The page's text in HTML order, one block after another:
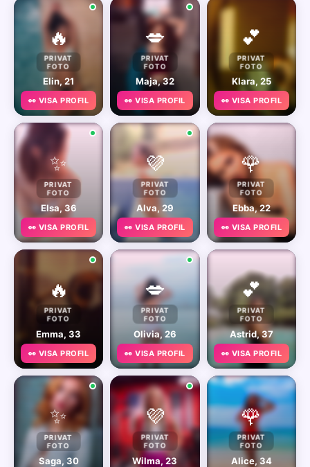
🔥
PRIVAT
FOTO
Elin, 21
👀 VISA PROFIL
💋
PRIVAT
FOTO
Maja, 32
👀 VISA PROFIL
💕
PRIVAT
FOTO
Klara, 25
👀 VISA PROFIL
✨
PRIVAT
FOTO
Elsa, 36
👀 VISA PROFIL
💜
PRIVAT
FOTO
Alva, 29
👀 VISA PROFIL
🌹
PRIVAT
FOTO
Ebba, 22
👀 VISA PROFIL
🔥
PRIVAT
FOTO
Emma, 33
👀 VISA PROFIL
💋
PRIVAT
FOTO
Olivia, 26
👀 VISA PROFIL
💕
PRIVAT
FOTO
Astrid, 37
👀 VISA PROFIL
✨
PRIVAT
FOTO
Saga, 30
💜
PRIVAT
FOTO
Wilma, 23
🌹
PRIVAT
FOTO
Alice, 34